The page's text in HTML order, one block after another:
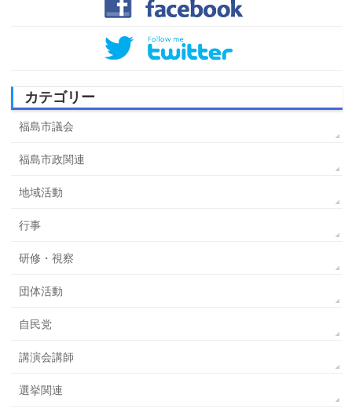
カテゴリー
福島市議会
福島市政関連
地域活動
行事
研修・視察
団体活動
自民党
講演会講師
選挙関連